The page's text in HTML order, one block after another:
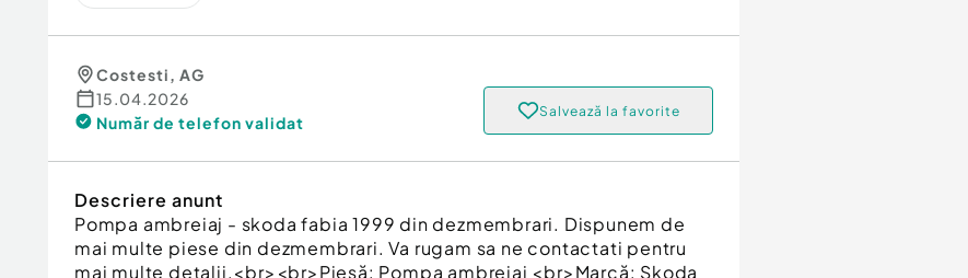
Costesti, AG
15.04.2026
Număr de telefon validat
Salvează la favorite
Descriere anunt
Pompa ambreiaj - skoda fabia 1999 din dezmembrari. Dispunem de
mai multe piese din dezmembrari. Va rugam sa ne contactati pentru
mai multe detalii.<br><br>Piesă: Pompa ambreiaj <br>Marcă: Skoda